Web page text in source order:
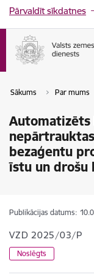
Pārvaldīt sīkdatnes
Sākums Par mums
bezaģentu
īstu un drošu
Publikācijas datums:
VZD 2025/03/P
Noslēgts